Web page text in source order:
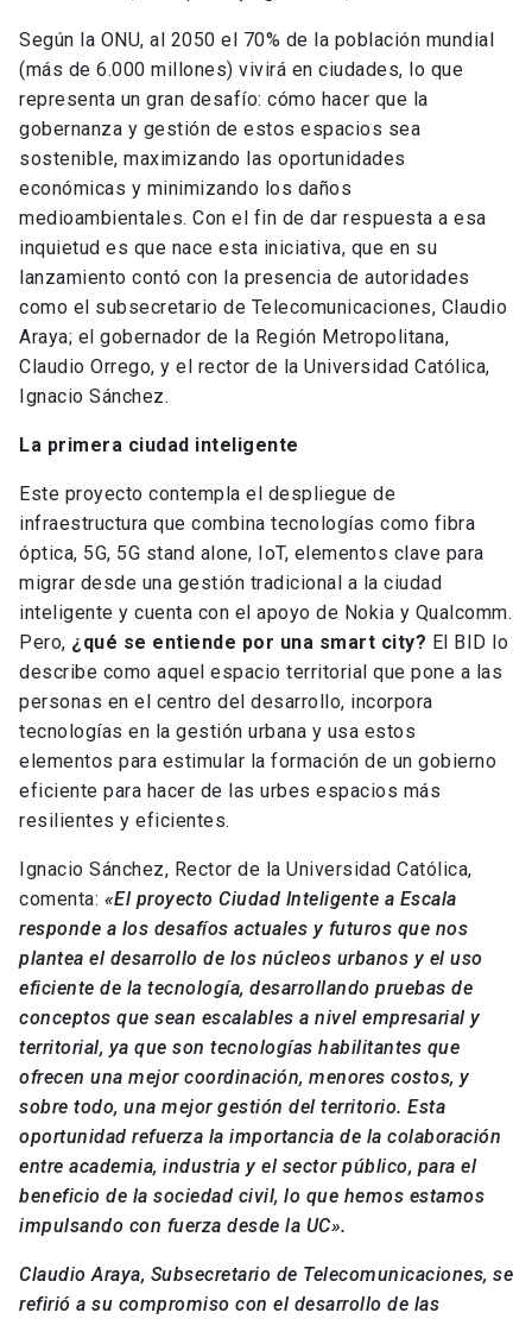
Según la ONU, al 2050 el 70% de la población mundial
(más de 6.000 millones) vivirá en ciudades, lo que
representa un gran desafío: cómo hacer que la
gobernanza y gestión de estos espacios sea
sostenible, maximizando las oportunidades
económicas y minimizando los daños
medioambientales. Con el fin de dar respuesta a esa
inquietud es que nace esta iniciativa, que en su
lanzamiento contó con la presencia de autoridades
como el subsecretario de Telecomunicaciones, Claudio
Araya; el gobernador de la Región Metropolitana,
Claudio Orrego, y el rector de la Universidad Católica,
Ignacio Sánchez.
La primera ciudad inteligente
Este proyecto contempla el despliegue de
infraestructura que combina tecnologías como fibra
óptica, 5G, 5G stand alone, IoT, elementos clave para
migrar desde una gestión tradicional a la ciudad
inteligente y cuenta con el apoyo de Nokia y Qualcomm.
Pero, ¿qué se entiende por una smart city? El BID lo
describe como aquel espacio territorial que pone a las
personas en el centro del desarrollo, incorpora
tecnologías en la gestión urbana y usa estos
elementos para estimular la formación de un gobierno
eficiente para hacer de las urbes espacios más
resilientes y eficientes.
Ignacio Sánchez, Rector de la Universidad Católica,
comenta: «El proyecto Ciudad Inteligente a Escala
responde a los desafíos actuales y futuros que nos
plantea el desarrollo de los núcleos urbanos y el uso
eficiente de la tecnología, desarrollando pruebas de
conceptos que sean escalables a nivel empresarial y
territorial, ya que son tecnologías habilitantes que
ofrecen una mejor coordinación, menores costos, y
sobre todo, una mejor gestión del territorio. Esta
oportunidad refuerza la importancia de la colaboración
entre academia, industria y el sector público, para el
beneficio de la sociedad civil, lo que hemos estamos
impulsando con fuerza desde la UC».
Claudio Araya, Subsecretario de Telecomunicaciones, se
refirió a su compromiso con el desarrollo de las